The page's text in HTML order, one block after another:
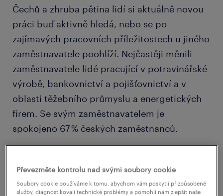
Čechů a zhruba pětina lidí si aktuálně novou
práci buď aktivně hledá, nebo se po
zajímavých pracovních příležitostech u jiného
zaměstnavatele poohlíží. Nejčastěji měnili
zaměstnavatele lidé pracující v potravinářské
výrobě, bankovnictví a pojišťovnictví a v
oblasti těžebního průmyslu a energetických
firem. Se svým zaměstnavatelem je
spokojeno 67 % českých zaměstnanců.
Během posledního půl roku vyměnilo
Převezměte kontrolu nad svými soubory cookie
Soubory cookie používáme k tomu, abychom vám poskytli přizpůsobené
služby, diagnostikovali technické problémy a pomohli nám zlepšit naše